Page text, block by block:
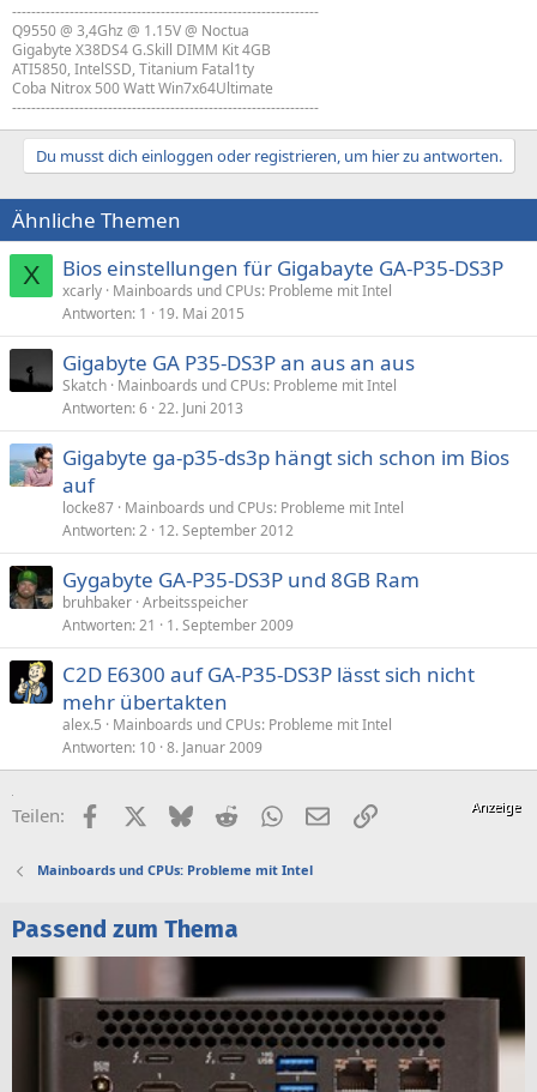
----------------------------------------------------------------
Q9550 @ 3,4Ghz @ 1.15V @ Noctua
Gigabyte X38DS4 G.Skill DIMM Kit 4GB
ATI5850, IntelSSD, Titanium Fatal1ty
Coba Nitrox 500 Watt Win7x64Ultimate
----------------------------------------------------------------
Du musst dich einloggen oder registrieren, um hier zu antworten.
Ähnliche Themen
X Bios einstellungen für Gigabayte GA-P35-DS3P
xcarly Mainboards und CPUs: Probleme mit Intel
Antworten 1 19. Mai 2015
Gigabyte GA P35-DS3P an aus an aus
Skatch Mainboards und CPUs: Probleme mit Intel
Antworten 6 22. Juni 2013
Gigabyte ga-p35-ds3p hängt sich schon im Bios
auf
locke87 Mainboards und CPUs: Probleme mit Intel
Antworten 2 12. September 2012
Gygabyte GA-P35-DS3P und 8GB Ram
bruhbaker Arbeitsspeicher
Antworten 21 1. September 2009
C2D E6300 auf GA-P35-DS3P lässt sich nicht
mehr übertakten
alex.5
Mainboards und CPUs: Probleme mit Intel
Antworten 10 8. Januar 2009
Teilen: FacebookX (Twitter)
BlueskyRedditWhatsApp
E-MailLink
Mainboards und CPUs: Probleme mit Intel
Passend zum Thema